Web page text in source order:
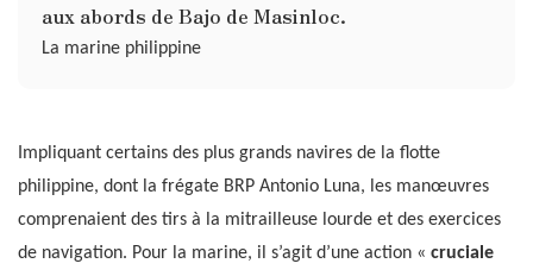
aux abords de Bajo de Masinloc.
La marine philippine
Impliquant certains des plus grands navires de la flotte
philippine, dont la frégate BRP Antonio Luna, les manœuvres
comprenaient des tirs à la mitrailleuse lourde et des exercices
de navigation. Pour la marine, il s’agit d’une action « cruciale